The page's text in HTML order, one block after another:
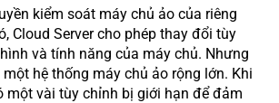
kiểm soát máy chủ ảo của riêng
Cloud Server cho phép thay đổi tùy
và tính năng của máy chủ. Nhưng
hệ thống máy chủ ảo rộng lớn. Khi
một vài tùy chỉnh bị giới hạn để đảm